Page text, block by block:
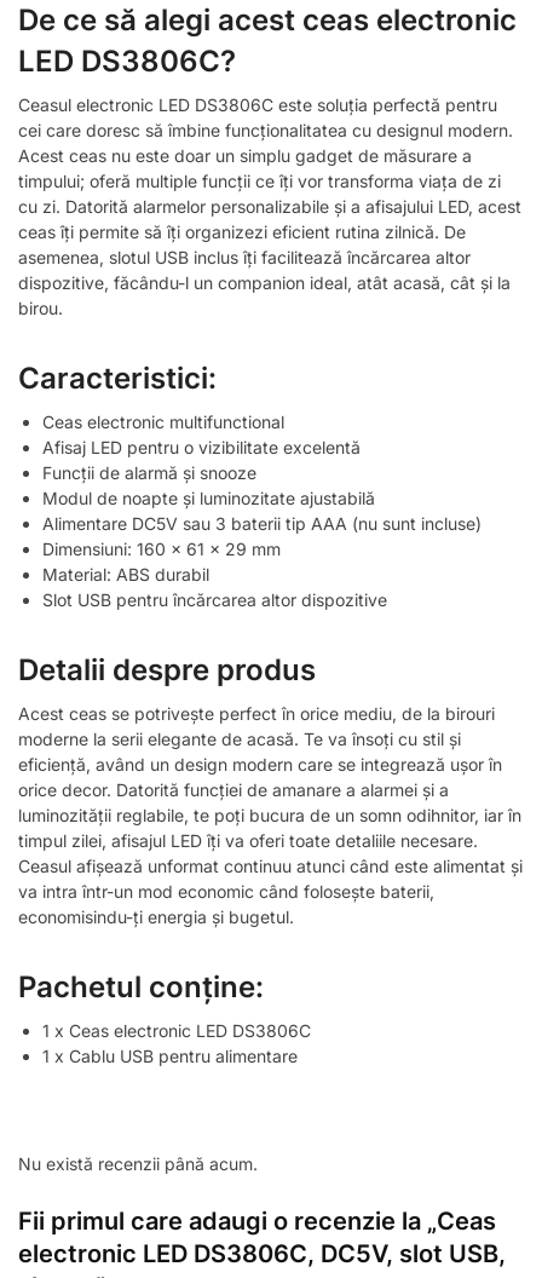
De ce să alegi acest ceas electronic
LED DS3806C?
Ceasul electronic LED DS3806C este soluția perfectă pentru
cei care doresc să îmbine funcționalitatea cu designul modern.
Acest ceas nu este doar un simplu gadget de măsurare a
timpului; oferă multiple funcții ce îți vor transforma viața de zi
cu zi. Datorită alarmelor personalizabile și a afisajului LED, acest
ceas îți permite să îți organizezi eficient rutina zilnică. De
asemenea, slotul USB inclus îți facilitează încărcarea altor
dispozitive, făcându-l un companion ideal, atât acasă, cât și la
birou.
Caracteristici:
Ceas electronic multifunctional
Afisaj LED pentru o vizibilitate excelentă
Funcții de alarmă și snooze
Modul de noapte și luminozitate ajustabilă
Alimentare DC5V sau 3 baterii tip AAA (nu sunt incluse)
Dimensiuni: 160 x 61 x 29 mm
Material: ABS durabil
Slot USB pentru încărcarea altor dispozitive
Detalii despre produs
Acest ceas se potrivește perfect în orice mediu, de la birouri
moderne la serii elegante de acasă. Te va însoți cu stil și
eficiență, având un design modern care se integrează ușor în
orice decor. Datorită funcției de amanare a alarmei și a
luminozității reglabile, te poți bucura de un somn odihnitor, iar în
timpul zilei, afisajul LED îți va oferi toate detaliile necesare.
Ceasul afișează unformat continuu atunci când este alimentat și
va intra într-un mod economic când folosește baterii,
economisindu-ți energia și bugetul.
Pachetul conține:
1 x Ceas electronic LED DS3806C
1 x Cablu USB pentru alimentare
Nu există recenzii până acum.
Fii primul care adaugi o recenzie la „Ceas
electronic LED DS3806C, DC5V, slot USB,